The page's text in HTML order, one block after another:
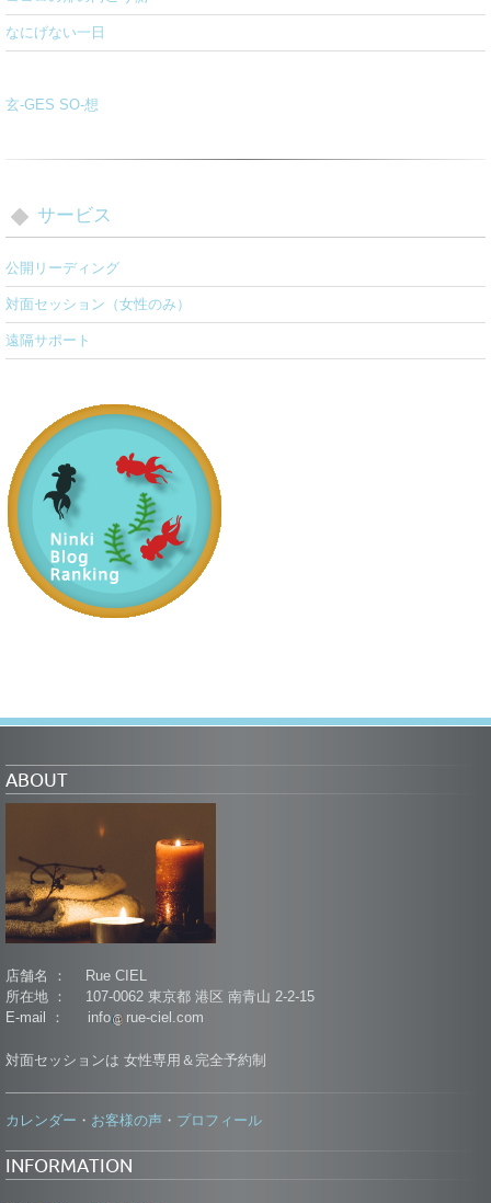
なにげない一日
玄-GES SO-想
サービス
公開リーディング
対面セッション（女性のみ）
遠隔サポート
ABOUT
店舗名 ： Rue CIEL
所在地 ： 107-0062 東京都 港区 南青山 2-2-15
E-mail ： info
rue-ciel.com
対面セッションは 女性専用＆完全予約制
カレンダー ・ お客様の声 ・ プロフィール
INFORMATION